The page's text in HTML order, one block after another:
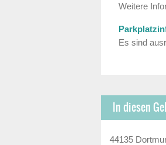
Weitere
Es sind
In diesen
44135